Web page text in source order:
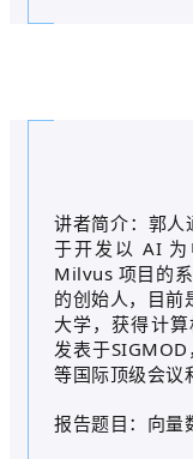
讲者简介：郭
于开发以 AI
Milvus 项目的
的创始人，目
大学，获得计
发表于SIGMOD
等国际顶级会议
报告题目：向量